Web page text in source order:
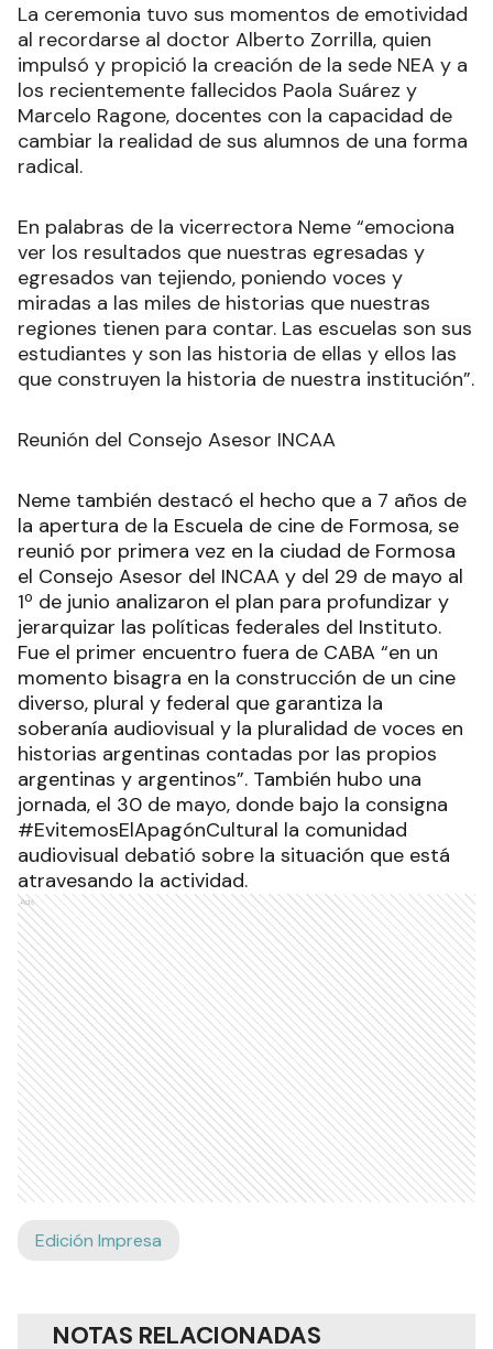
La ceremonia tuvo sus momentos de emotividad
al recordarse al doctor Alberto Zorrilla, quien
impulsó y propició la creación de la sede NEA y a
los recientemente fallecidos Paola Suárez y
Marcelo Ragone, docentes con la capacidad de
cambiar la realidad de sus alumnos de una forma
radical.
En palabras de la vicerrectora Neme “emociona
ver los resultados que nuestras egresadas y
egresados van tejiendo, poniendo voces y
miradas a las miles de historias que nuestras
regiones tienen para contar. Las escuelas son sus
estudiantes y son las historia de ellas y ellos las
que construyen la historia de nuestra institución”.
Reunión del Consejo Asesor INCAA
Neme también destacó el hecho que a 7 años de
la apertura de la Escuela de cine de Formosa, se
reunió por primera vez en la ciudad de Formosa
el Consejo Asesor del INCAA y del 29 de mayo al
1º de junio analizaron el plan para profundizar y
jerarquizar las políticas federales del Instituto.
Fue el primer encuentro fuera de CABA “en un
momento bisagra en la construcción de un cine
diverso, plural y federal que garantiza la
soberanía audiovisual y la pluralidad de voces en
historias argentinas contadas por las propios
argentinas y argentinos”. También hubo una
jornada, el 30 de mayo, donde bajo la consigna
#EvitemosElApagónCultural la comunidad
audiovisual debatió sobre la situación que está
atravesando la actividad.
Ads
Edición Impresa
NOTAS RELACIONADAS